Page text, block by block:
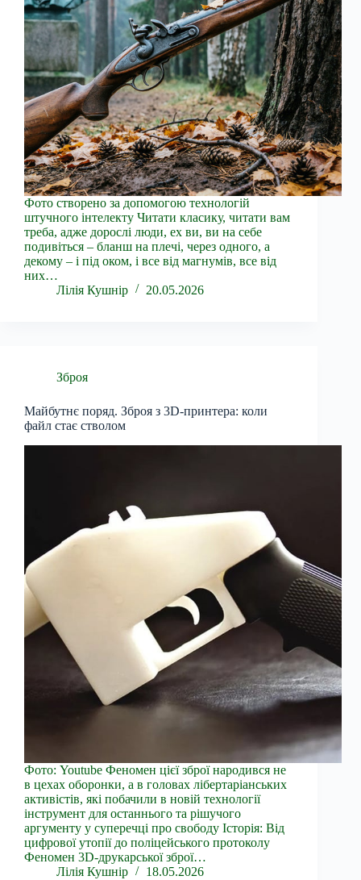
Фото створено за допомогою технологій
штучного інтелекту Читати класику, читати вам
треба, адже дорослі люди, ех ви, ви на себе
подивіться – бланш на плечі, через одного, а
декому – і під оком, і все від магнумів, все від
них…
Лілія Кушнір
20.05.2026
Зброя
Майбутнє поряд. Зброя з 3D-принтера: коли
файл стає стволом
Фото: Youtube Феномен цієї зброї народився не
в цехах оборонки, а в головах лібертаріанських
активістів, які побачили в новій технології
інструмент для останнього та рішучого
аргументу у суперечці про свободу Історія: Від
цифрової утопії до поліцейського протоколу
Феномен 3D-друкарської зброї…
Лілія Кушнір
18.05.2026